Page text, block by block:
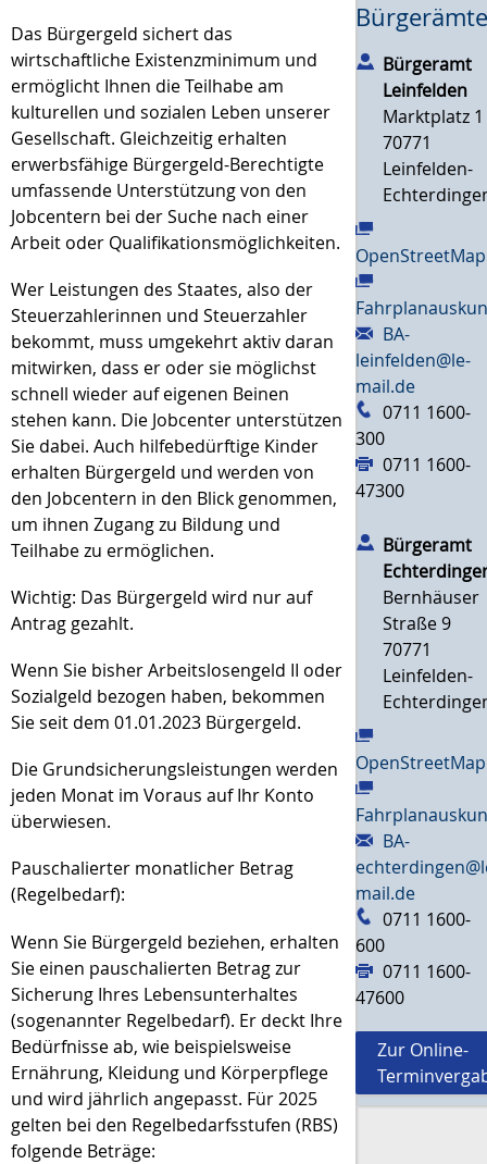
Das Bürgergeld sichert das
wirtschaftliche Existenzminimum und
ermöglicht Ihnen die Teilhabe am
kulturellen und sozialen Leben unserer
Gesellschaft. Gleichzeitig erhalten
erwerbsfähige Bürgergeld-Berechtigte
umfassende Unterstützung von den
Jobcentern bei der Suche nach einer
Arbeit oder Qualifikationsmöglichkeiten.
Wer Leistungen des Staates, also der
Steuerzahlerinnen und Steuerzahler
bekommt, muss umgekehrt aktiv daran
mitwirken, dass er oder sie möglichst
schnell wieder auf eigenen Beinen
stehen kann. Die Jobcenter unterstützen
Sie dabei. Auch hilfebedürftige Kinder
erhalten Bürgergeld und werden von
den Jobcentern in den Blick genommen,
um ihnen Zugang zu Bildung und
Teilhabe zu ermöglichen.
Wichtig: Das Bürgergeld wird nur auf
Antrag gezahlt.
Wenn Sie bisher Arbeitslosengeld II oder
Sozialgeld bezogen haben, bekommen
Sie seit dem 01.01.2023 Bürgergeld.
Die Grundsicherungsleistungen werden
jeden Monat im Voraus auf Ihr Konto
überwiesen.
Pauschalierter monatlicher Betrag
(Regelbedarf):
Wenn Sie Bürgergeld beziehen, erhalten
Sie einen pauschalierten Betrag zur
Sicherung Ihres Lebensunterhaltes
(sogenannter Regelbedarf). Er deckt Ihre
Bedürfnisse ab, wie beispielsweise
Ernährung, Kleidung und Körperpflege
und wird jährlich angepasst. Für 2025
gelten bei den Regelbedarfsstufen (RBS)
folgende Beträge:
Bürgeramt
Leinfelden
Marktplatz 1
70771
Leinfelden-
OpenStreetMap
BA-
leinfelden@le-
mail.de
0711 1600-
300
0711 1600-
47300
Bürgeramt
Bernhäuser
Straße 9
70771
Leinfelden-
OpenStreetMap
BA-
mail.de
0711 1600-
600
0711 1600-
47600
Zur Online-